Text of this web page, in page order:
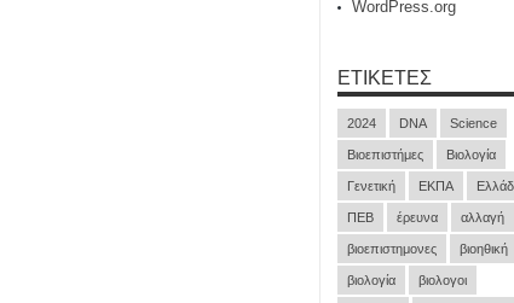
WordPress.org
ΕΤΙΚΈΤΕΣ
2024 DNA Science
Βιοεπιστήμες Βιολογία
Γενετική ΕΚΠΑ
ΠΕΒ έρευνα αλλαγή
βιοεπιστημονες βιοηθική
βιολογία βιολογοι